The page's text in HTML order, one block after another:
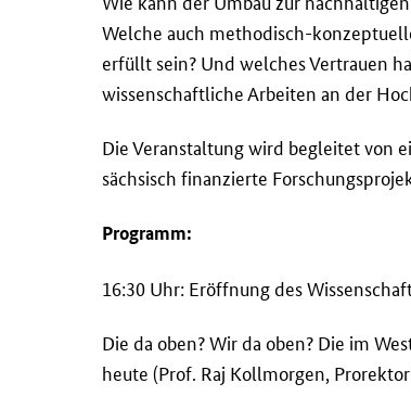
Welche auch methodisch-
erfüllt sein? Und welches Vertrauen
wissenschaftliche Arbeiten an der
Die Veranstaltung wird begleitet von
sächsisch finanzierte
Programm:
16:30 Uhr: Eröffnung des
Die da oben? Wir da oben? Die im
heute (Prof. Raj Kollmorgen,